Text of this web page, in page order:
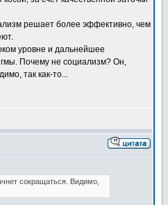
решает более эффективно, чем
уровне и дальнейшее
Почему не социализм? Он,
так как-то...
сокращаться. Видимо,